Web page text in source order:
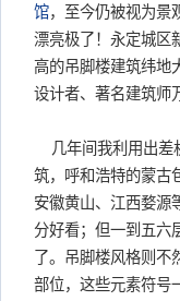
馆，至今仍被视为景
漂亮极了！永定城区
高的吊脚楼建筑纬地
设计者、著名建筑师
几年间我利用出差
筑，呼和浩特的蒙古
安徽黄山、江西婺源
分好看；但一到五六
了。吊脚楼风格则
部位，这些元素符号